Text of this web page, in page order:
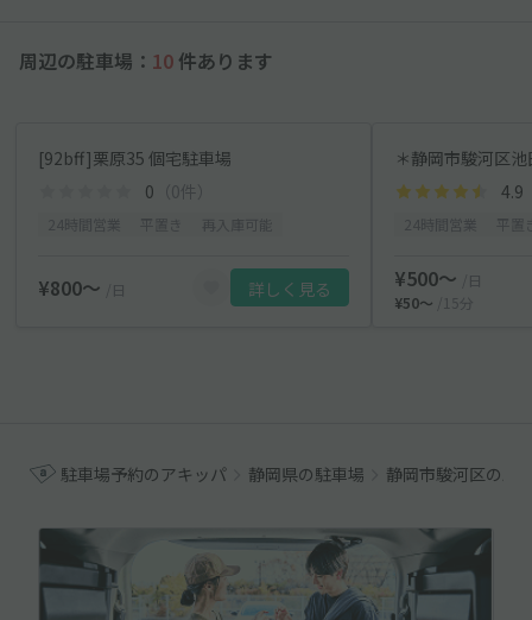
周辺の駐車場： 10 件あります
[92bff]栗原35 個宅駐車場
0 （0件）
¥800〜 /日 詳しく見る
＊静岡市駿河区
4.9
¥500〜
/日
¥50〜
/15分
駐車場予約のアキッパ 静岡県の駐車場 静岡市駿河区の駐